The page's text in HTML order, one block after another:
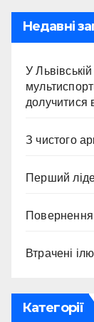
Недавні
У
долучитися
З чистого
Перший
Втрачені
Категорії